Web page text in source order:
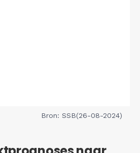
Bron: SSB(26-08-2024)